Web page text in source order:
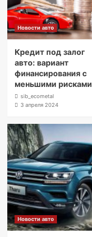
Новости авто
Кредит под залог
авто: вариант
финансирования с
меньшими рисками
sib_ecometal
3 апреля 2024
Новости авто